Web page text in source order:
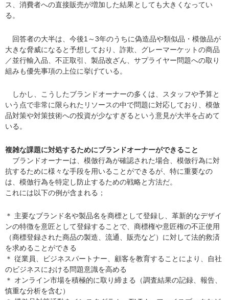
ス、消費者への直接販売が増加した結果としても大きくなってい
る。
回答者の大半は、今後1～3年のうちに偽造品や類似品・模倣品が
大きな脅威になると予想しており、詐欺、グレーマーケットの商品
／並行輸入品、不正取引、製品改ざん、サプライヤー問題への取り
組みも優先事項の上位に挙げている。
しかし、こうしたブランドオーナーの多くは、スタッフや予算と
いう点で非常に限られたリソースの中で問題に対応しており、模倣
品対策や対策技術への投資が少なすぎるという意見が大半を占めて
いる。
複雑な課題に対処するためにブランドオーナーができること
ブランドオーナーは、模倣行為が確認された場合、模倣行為に対
抗するために様々な手段を用いることができるが、特に重要なの
は、模倣行為を特定し防止するための戦略と方法だ。
これには以下の例が含まれる；
＊ 主要なブランド名や製品名を商標として登録し、革新的なデザイ
ンの特徴を意匠として登録することで、商標権や意匠権の不正使用
（商標登録された商品の製造、流通、販売など）に対して法的救済
を求めることができる
＊ 従業員、ビジネスパートナー、顧客を教育することにより、自社
のビジネスにおける問題意識を高める
＊ オンライン市場を積極的に取り締まる（調査結果の記録、報告、
慎重な分析を含む）